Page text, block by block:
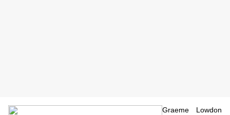
Graeme Lowdon